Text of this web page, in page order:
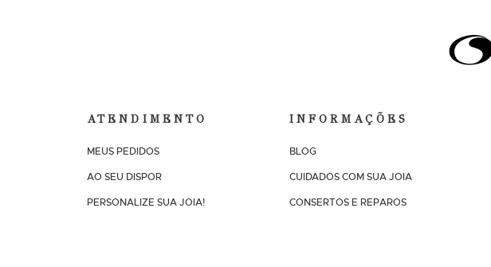
ATENDIMENTO
MEUS PEDIDOS
AO SEU DISPOR
PERSONALIZE SUA JOIA!
INFORMAÇÕES
BLOG
CUIDADOS COM SUA JOIA
CONSERTOS E REPAROS